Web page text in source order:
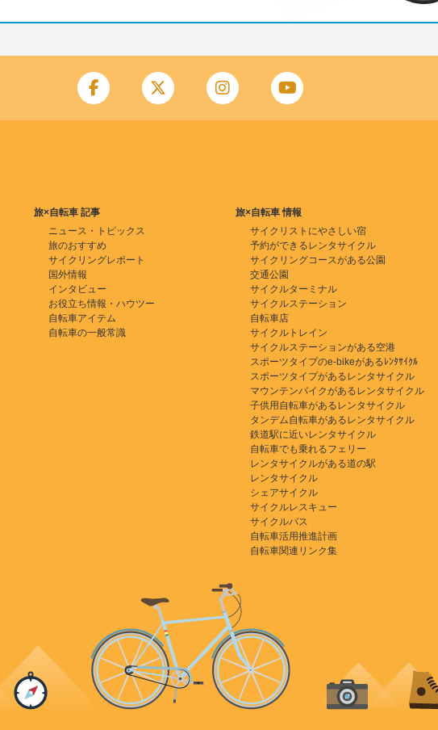
旅×自転車 記事
ニュース・トピックス
旅のおすすめ
サイクリングレポート
国外情報
インタビュー
お役立ち情報・ハウツー
自転車アイテム
自転車の一般常識
旅×自転車 情報
サイクリストにやさしい宿
予約ができるレンタサイクル
サイクリングコースがある公園
交通公園
サイクルターミナル
サイクルステーション
自転車店
サイクルトレイン
サイクルステーションがある空港
スポーツタイプのe-bikeがあるﾚﾝﾀｻｲｸﾙ
スポーツタイプがあるレンタサイクル
マウンテンバイクがあるレンタサイクル
子供用自転車があるレンタサイクル
タンデム自転車があるレンタサイクル
鉄道駅に近いレンタサイクル
自転車でも乗れるフェリー
レンタサイクルがある道の駅
レンタサイクル
シェアサイクル
サイクルレスキュー
サイクルバス
自転車活用推進計画
自転車関連リンク集